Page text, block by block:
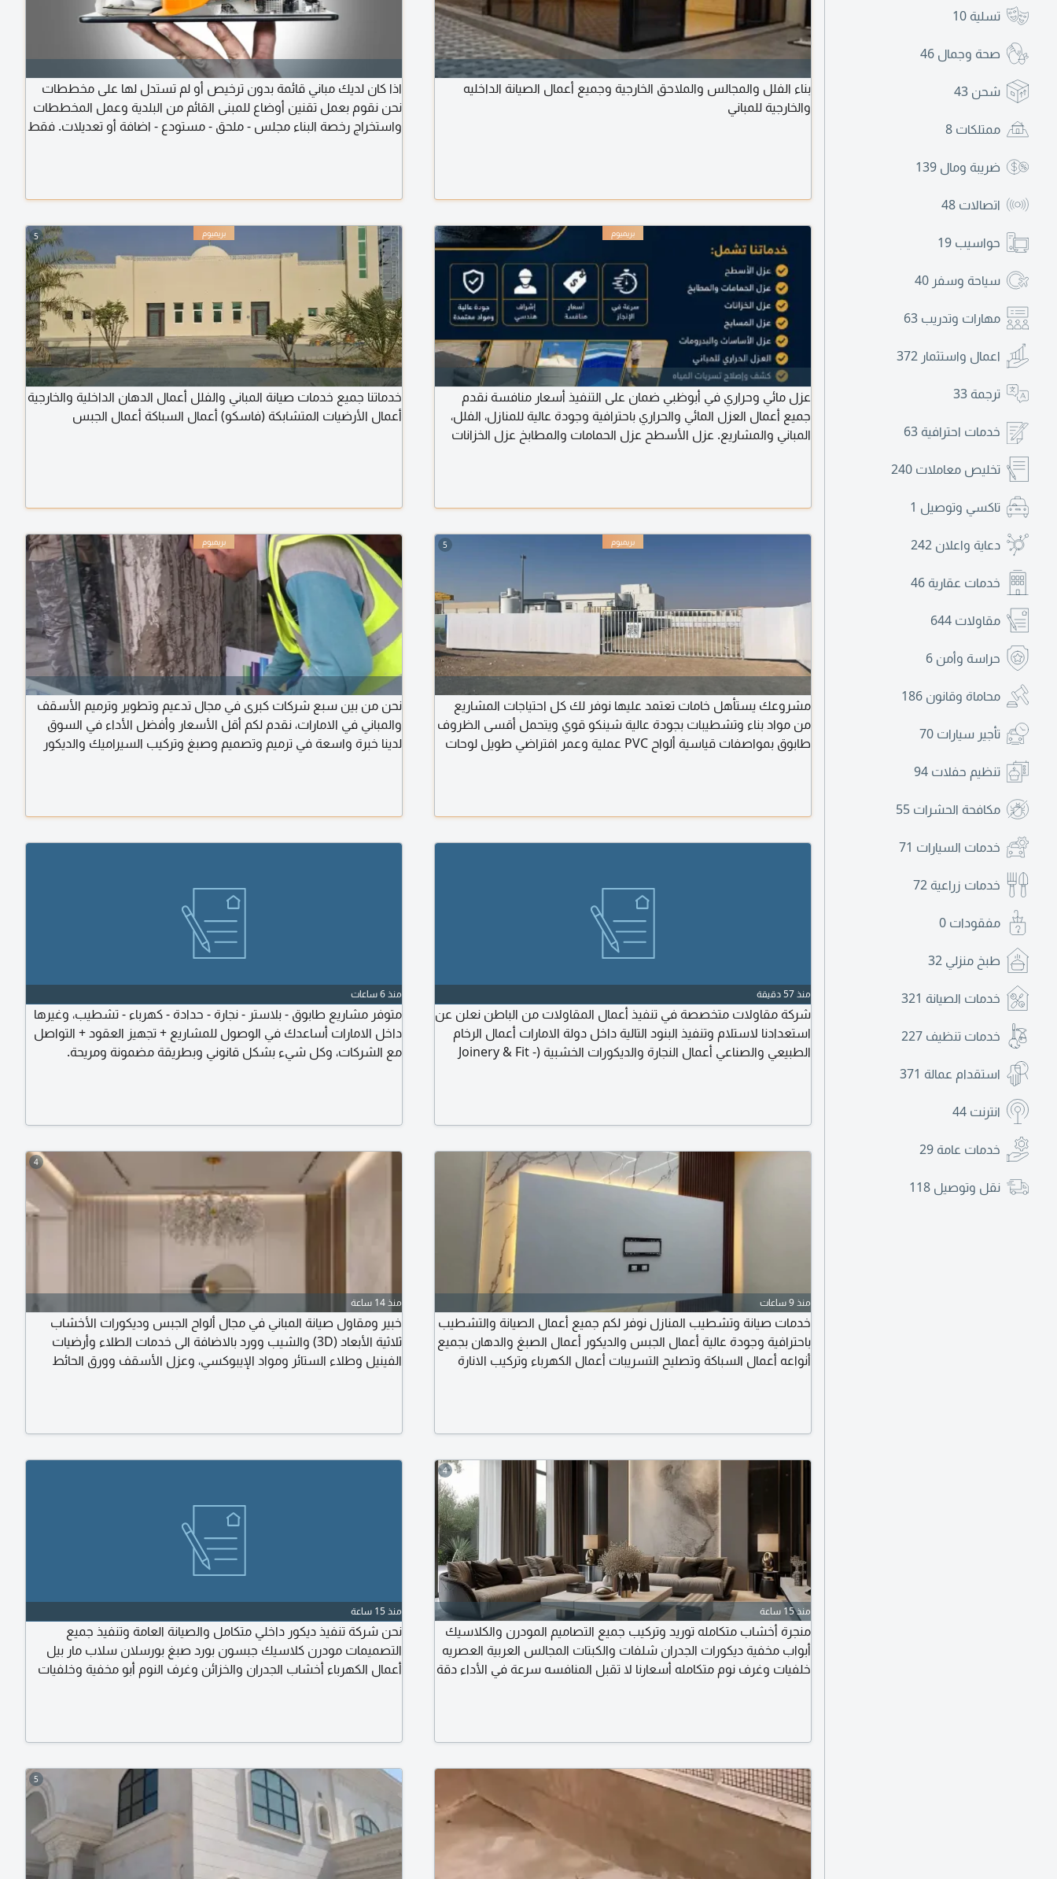
تسلية 10
صحة وجمال 46
شحن 43
ممتلكات 8
ضريبة ومال 139
اتصالات 48
حواسيب 19
سياحة وسفر 40
مهارات وتدريب 63
اعمال واستثمار 372
ترجمة 33
خدمات احترافية 63
تخليص معاملات 240
تاكسي وتوصيل 1
دعاية واعلان 242
خدمات عقارية 46
مقاولات 644
حراسة وأمن 6
محاماة وقانون 186
تأجير سيارات 70
تنظيم حفلات 94
مكافحة الحشرات 55
خدمات السيارات 71
خدمات زراعية 72
مفقودات 0
طبخ منزلي 32
خدمات الصيانة 321
خدمات تنظيف 227
استقدام عمالة 371
انترنت 44
خدمات عامة 29
نقل وتوصيل 118
بناء الفلل والمجالس والملاحق الخارجية وجميع أعمال الصيانة الداخليه
والخارجية للمباني
اذا كان لديك مباني قائمة بدون ترخيص أو لم تستدل لها على مخططات
نحن نقوم بعمل تقنين أوضاع للمبنى القائم من البلدية وعمل المخططات
واستخراج رخصة البناء مجلس - ملحق - مستودع - اضافة أو تعديلات. فقط
عزل مائي وحراري في أبوظبي ضمان على التنفيذ أسعار منافسة نقدم
جميع أعمال العزل المائي والحراري باحترافية وجودة عالية للمنازل، الفلل،
المباني والمشاريع. عزل الأسطح عزل الحمامات والمطابخ عزل الخزانات
5
خدماتنا جميع خدمات صيانة المباني والفلل أعمال الدهان الداخلية والخارجية
أعمال الأرضيات المتشابكة (فاسكو) أعمال السباكة أعمال الجبس
5
مشروعك يستأهل خامات تعتمد عليها نوفر لك كل احتياجات المشاريع
من مواد بناء وتشطيبات بجودة عالية شينكو قوي ويتحمل أقسى الظروف
طابوق بمواصفات قياسية ألواح PVC عملية وعمر افتراضي طويل لوحات
نحن من بين سبع شركات كبرى في مجال تدعيم وتطوير وترميم الأسقف
والمباني في الامارات، نقدم لكم أقل الأسعار وأفضل الأداء في السوق
لدينا خبرة واسعة في ترميم وتصميم وصبغ وتركيب السيراميك والديكور
منذ 57 دقيقة
شركة مقاولات متخصصة في تنفيذ أعمال المقاولات من الباطن نعلن عن
استعدادنا لاستلام وتنفيذ البنود التالية داخل دولة الامارات أعمال الرخام
الطبيعي والصناعي أعمال النجارة والديكورات الخشبية (Joinery & Fit -
منذ 6 ساعات
متوفر مشاريع طابوق - بلاستر - نجارة - حدادة - كهرباء - تشطيب، وغيرها
داخل الامارات أساعدك في الوصول للمشاريع + تجهيز العقود + التواصل
مع الشركات، وكل شيء بشكل قانوني وبطريقة مضمونة ومريحة.
منذ 9 ساعات
خدمات صيانة وتشطيب المنازل نوفر لكم جميع أعمال الصيانة والتشطيب
باحترافية وجودة عالية أعمال الجبس والديكور أعمال الصبغ والدهان بجميع
أنواعه أعمال السباكة وتصليح التسريبات أعمال الكهرباء وتركيب الانارة
4
منذ 14 ساعة
خبير ومقاول صيانة المباني في مجال ألواح الجبس وديكورات الأخشاب
ثلاثية الأبعاد (3D) والشيب وورد بالاضافة الى خدمات الطلاء وأرضيات
الفينيل وطلاء الستائر ومواد الإيبوكسي، وعزل الأسقف وورق الحائط
4
منذ 15 ساعة
منجرة أخشاب متكامله توريد وتركيب جميع التصاميم المودرن والكلاسيك
أبواب مخفية ديكورات الجدران شلفات والكبتات المجالس العربية العصريه
خلفيات وغرف نوم متكامله أسعارنا لا تقبل المنافسه سرعة في الأداء دقة
منذ 15 ساعة
نحن شركة تنفيذ ديكور داخلي متكامل والصيانة العامة وتنفيذ جميع
التصميمات مودرن كلاسيك جبسون بورد صبغ بورسلان سلاب مار بيل
أعمال الكهرباء أخشاب الجدران والخزائن وغرف النوم أبو مخفية وخلفيات
5